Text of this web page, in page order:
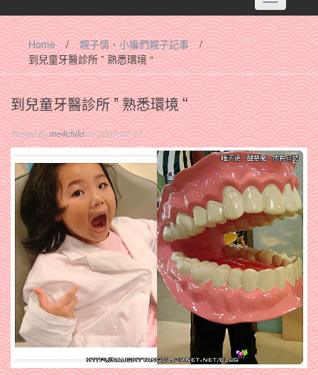
navigation
Home / 親子情‧小編們親子記事
/
到兒童牙醫診所 ” 熟悉環境 “
到兒童牙醫診所 ” 熟悉環境 “
Posted Byme4childon 2009-07-17